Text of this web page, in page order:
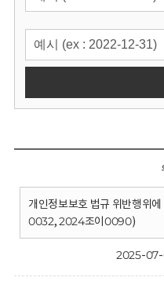
개인정보보호 법규 위반행위
0032, 2024조이0090)
2025-